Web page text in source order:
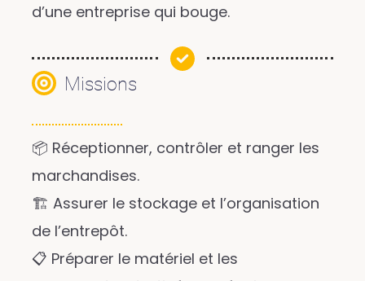
d’une entreprise qui bouge.
Missions
📦 Réceptionner, contrôler et ranger les
marchandises.
🏗️ Assurer le stockage et l’organisation
de l’entrepôt.
📋 Préparer le matériel et les